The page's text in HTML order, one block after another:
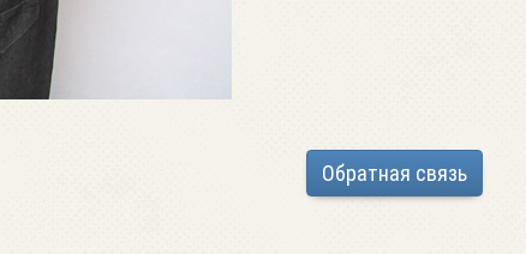
Обратная связь